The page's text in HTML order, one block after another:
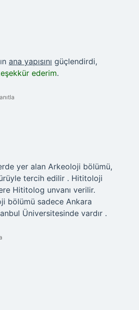
ana yapısını güçlendirdi,
ederim.
yer alan Arkeoloji bölümü,
tercih edilir . Hititoloji
Hititolog unvanı verilir.
bölümü sadece Ankara
Üniversitesinde vardır .